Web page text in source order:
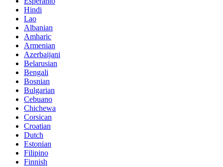
Hindi
Lao
Albanian
Amharic
Armenian
Azerbaijani
Belarusian
Bengali
Bosnian
Bulgarian
Cebuano
Chichewa
Corsican
Croatian
Dutch
Estonian
Filipino
Finnish